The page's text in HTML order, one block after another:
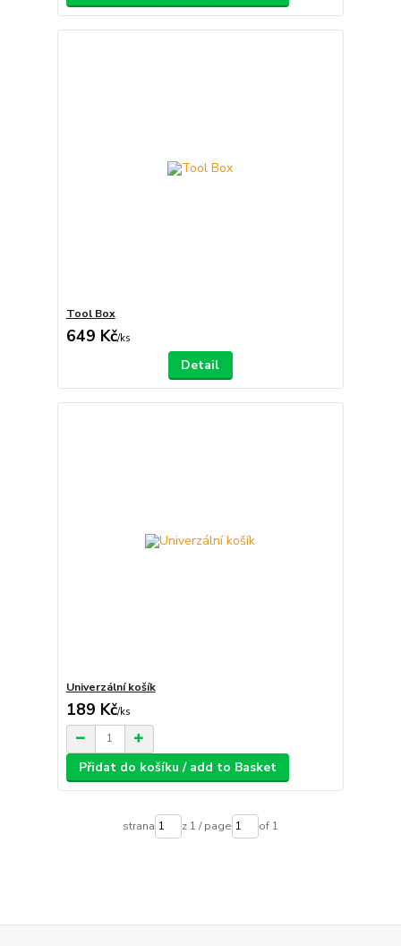
Tool Box
649 Kč/ks
Detail
Univerzální košík
189 Kč/ks
Přidat do košíku / add to Basket
strana z 1 / page of 1